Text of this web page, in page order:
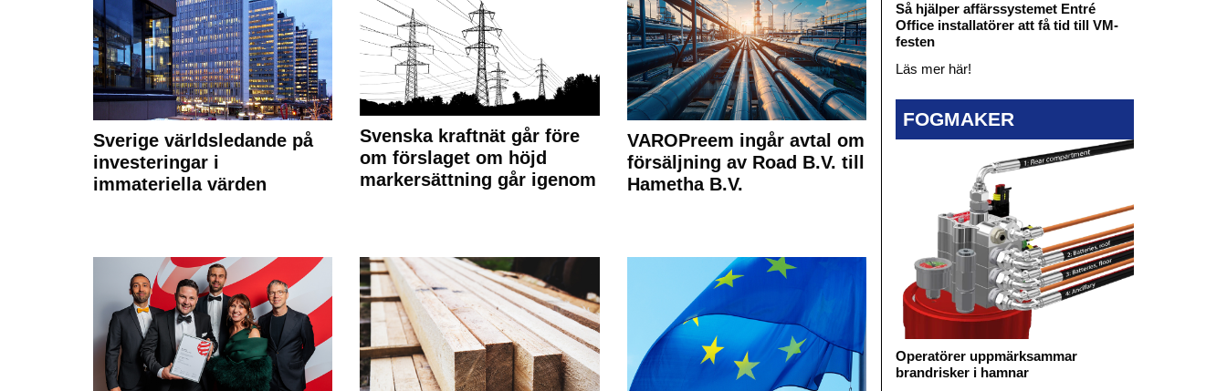
Sverige världsledande på
investeringar i
immateriella värden
Svenska kraftnät går före
om förslaget om höjd
markersättning går igenom
VAROPreem ingår avtal om
försäljning av Road B.V. till
Hametha B.V.
Så hjälper affärssystemet Entré
Office installatörer att få tid till VM-
festen
Läs mer här!
FOGMAKER
Operatörer uppmärksammar
brandrisker i hamnar